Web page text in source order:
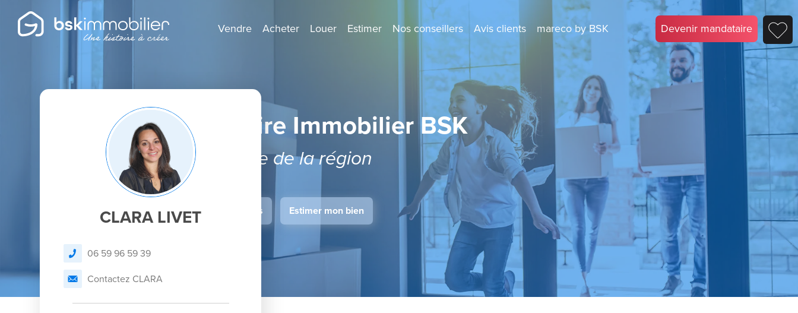
Vendre Acheter Louer Estimer Nos conseillers Avis clients mareco by BSK Devenir mandataire
Agent Mandataire Immobilier BSK
Spécialiste de la région
Je dépose un avis Estimer mon bien
CLARA LIVET
06 59 96 59 39
Contactez CLARA